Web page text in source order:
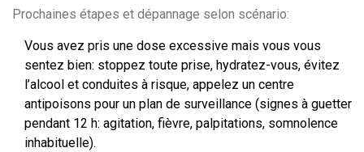
Prochaines étapes et dépannage selon scénario:
Vous avez pris une dose excessive mais vous vous
sentez bien: stoppez toute prise, hydratez-vous, évitez
l’alcool et conduites à risque, appelez un centre
antipoisons pour un plan de surveillance (signes à guetter
pendant 12 h: agitation, fièvre, palpitations, somnolence
inhabituelle).